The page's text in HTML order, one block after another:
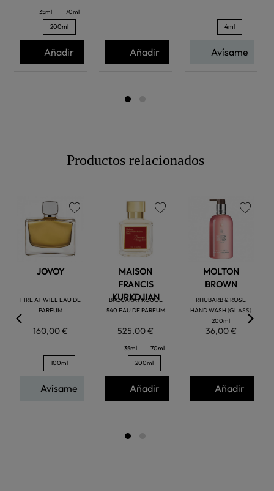
35ml
70ml
200ml
Añadir Añadir
4ml
Avísame
Productos relacionados
JOVOY
FIRE AT WILL EAU DE
PARFUM
160,00 €
favorite
100ml
Avísame
MAISON
FRANCIS
KURKDJIAN
BACCARAT ROUGE
540 EAU DE PARFUM
525,00 €
35ml
70ml
200ml
Añadir
MOLTON
BROWN
RHUBARB & ROSE
HAND WASH (GLASS)
200ml
36,00 €
Añadir